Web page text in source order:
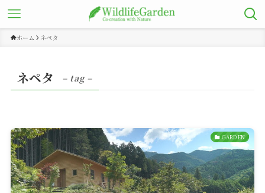
ホーム ネペタ
ネペタ – tag –
GARDEN